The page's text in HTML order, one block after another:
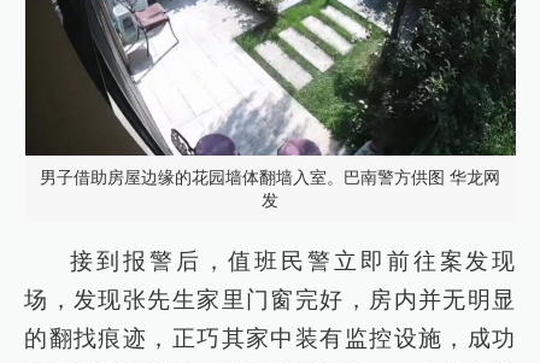
男子借助房屋边缘的花园墙体翻墙入室。巴南警方供图 华龙网
发
接到报警后，值班民警立即前往案发现
场，发现张先生家里门窗完好，房内并无明显
的翻找痕迹，正巧其家中装有监控设施，成功